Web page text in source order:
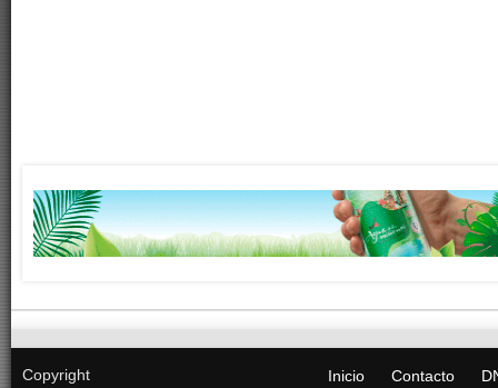
Copyright Inicio Contacto